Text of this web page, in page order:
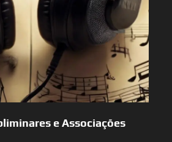
e Associações